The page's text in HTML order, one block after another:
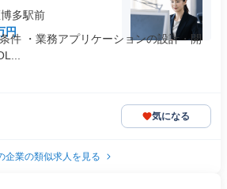
多駅前
円
件 ・業務アプリケーションの設計・開
気になる
企業の類似求人を見る